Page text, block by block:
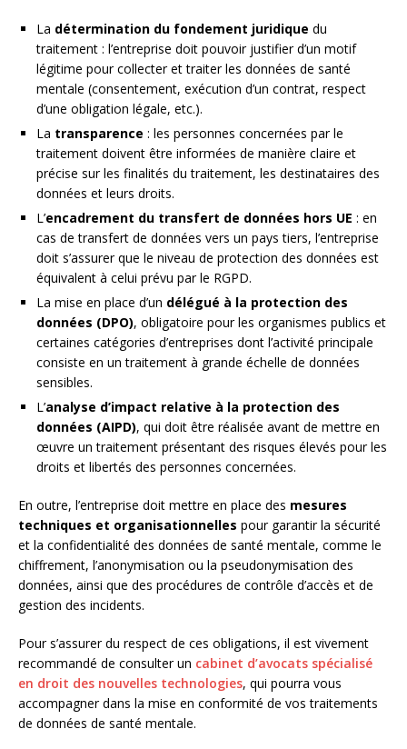
La détermination du fondement juridique du
traitement : l’entreprise doit pouvoir justifier d’un motif
légitime pour collecter et traiter les données de santé
mentale (consentement, exécution d’un contrat, respect
d’une obligation légale, etc.).
La transparence : les personnes concernées par le
traitement doivent être informées de manière claire et
précise sur les finalités du traitement, les destinataires des
données et leurs droits.
L’encadrement du transfert de données hors UE : en
cas de transfert de données vers un pays tiers, l’entreprise
doit s’assurer que le niveau de protection des données est
équivalent à celui prévu par le RGPD.
La mise en place d’un délégué à la protection des
données (DPO), obligatoire pour les organismes publics et
certaines catégories d’entreprises dont l’activité principale
consiste en un traitement à grande échelle de données
sensibles.
L’analyse d’impact relative à la protection des
données (AIPD), qui doit être réalisée avant de mettre en
œuvre un traitement présentant des risques élevés pour les
droits et libertés des personnes concernées.
En outre, l’entreprise doit mettre en place des mesures
techniques et organisationnelles pour garantir la sécurité
et la confidentialité des données de santé mentale, comme le
chiffrement, l’anonymisation ou la pseudonymisation des
données, ainsi que des procédures de contrôle d’accès et de
gestion des incidents.
Pour s’assurer du respect de ces obligations, il est vivement
recommandé de consulter un cabinet d’avocats spécialisé
en droit des nouvelles technologies, qui pourra vous
accompagner dans la mise en conformité de vos traitements
de données de santé mentale.